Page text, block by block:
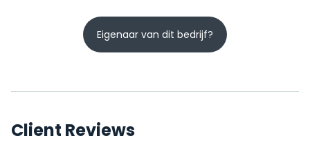
Eigenaar van dit bedrijf?
Client Reviews